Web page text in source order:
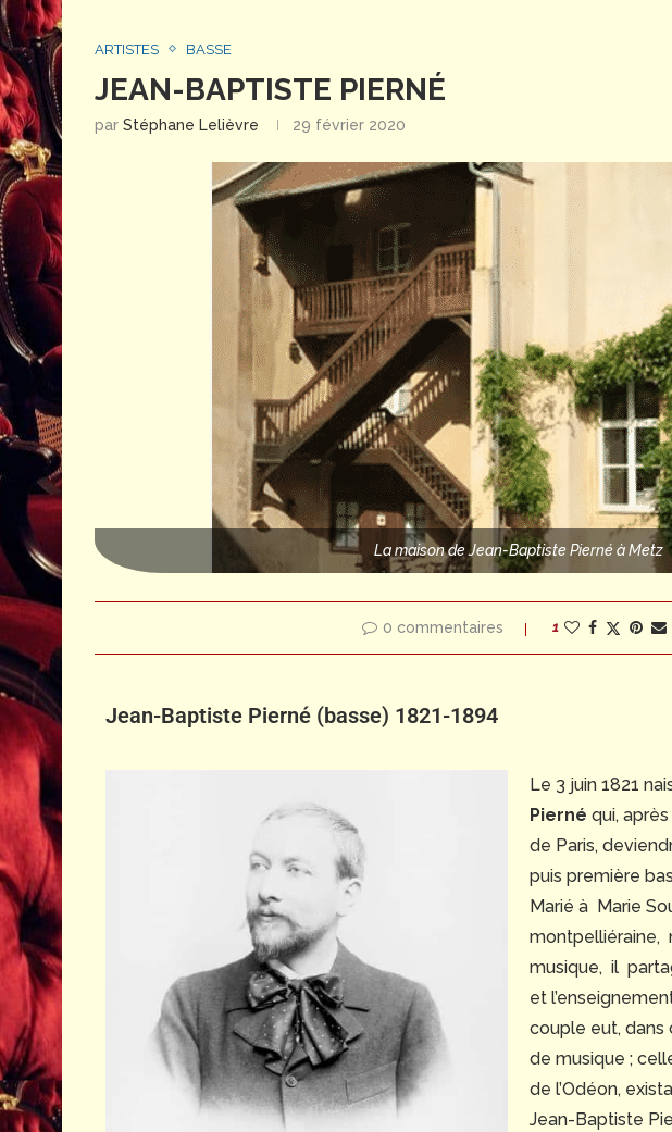
ARTISTES BASSE
JEAN-BAPTISTE PIERNÉ
par Stéphane Lelièvre 29 février 2020
La maison de Jean-Baptiste Pierné à Metz
0 commentaires 1
Jean-Baptiste Pierné (basse) 1821-1894
Le 3 juin 1821
Pierné qui,
de Paris,
puis première
Marié à Marie
montpelliéraine,
musique, il
et
couple eut, dans
de musique ;
de l’Odéon,
Jean-Baptiste